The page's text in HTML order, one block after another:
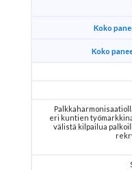
Koko
Koko
eri kuntien
välistä kilpailua